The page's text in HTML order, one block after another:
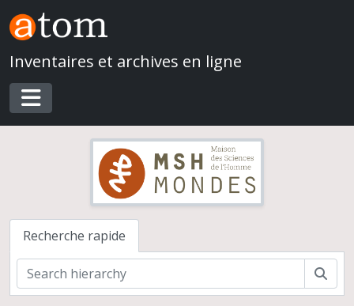
Skip to main content
Inventaires et archives en ligne
Toggle navigation
Recherche rapide